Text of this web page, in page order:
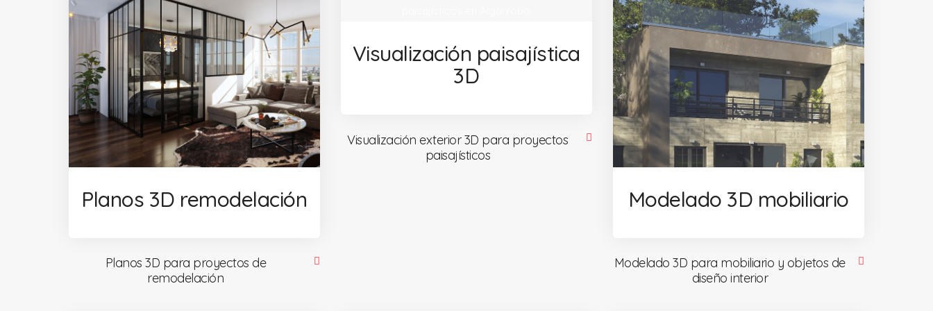
Planos 3D remodelación
Planos 3D para proyectos de
remodelación
Visualización paisajística
3D
Visualización exterior 3D para proyectos
paisajísticos
Modelado 3D mobiliario
Modelado 3D para mobiliario y objetos de
diseño interior